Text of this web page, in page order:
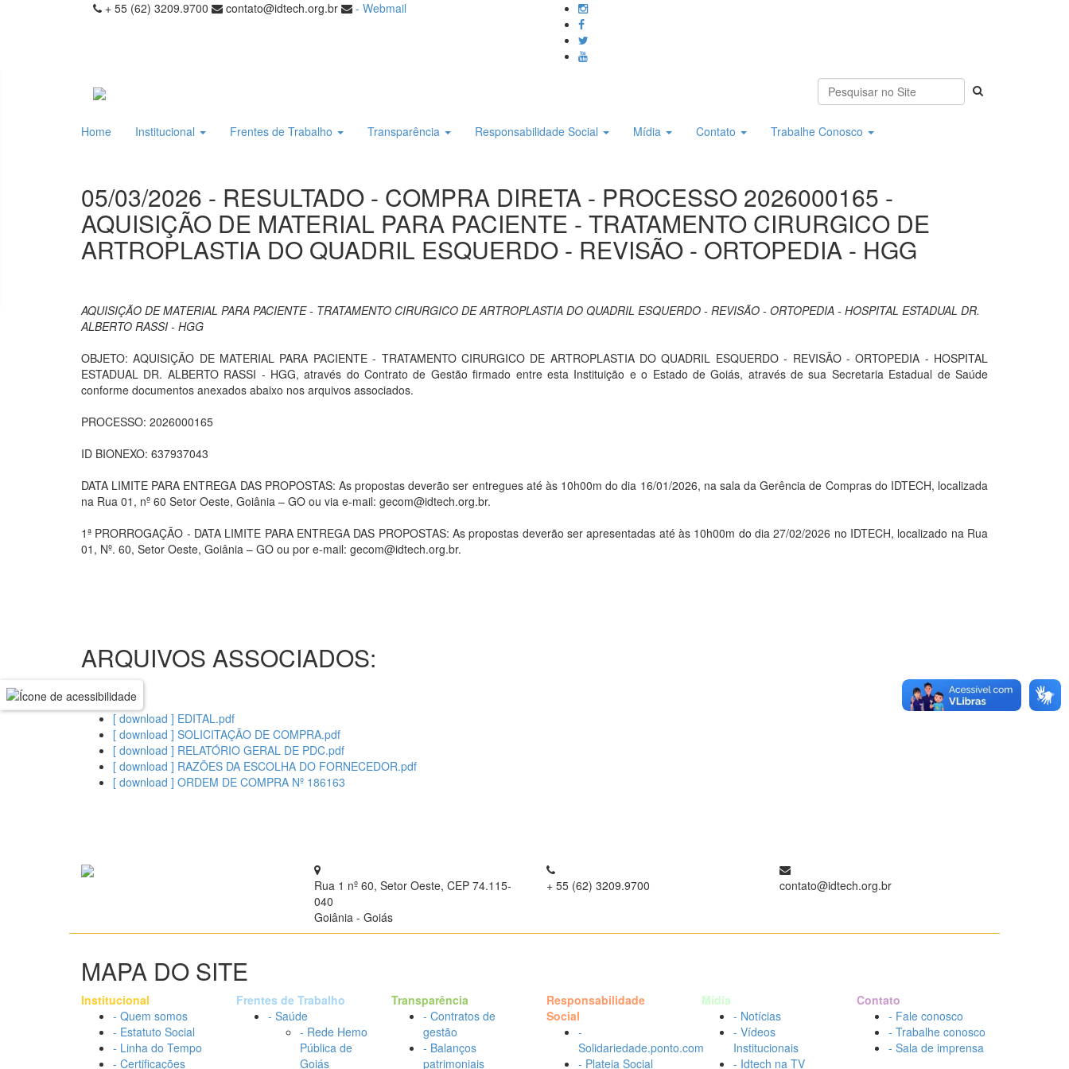
+ 55 (62) 3209.9700 contato@idtech.org.br - Webmail
Home Institucional Frentes de Trabalho Transparência Responsabilidade Social Mídia Contato Trabalhe Conosco
05/03/2026 - RESULTADO - COMPRA DIRETA - PROCESSO 2026000165 -
AQUISIÇÃO DE MATERIAL PARA PACIENTE - TRATAMENTO CIRURGICO DE
ARTROPLASTIA DO QUADRIL ESQUERDO - REVISÃO - ORTOPEDIA - HGG
AQUISIÇÃO DE MATERIAL PARA PACIENTE - TRATAMENTO CIRURGICO DE ARTROPLASTIA DO QUADRIL ESQUERDO - REVISÃO - ORTOPEDIA - HOSPITAL ESTADUAL DR.
ALBERTO RASSI - HGG
OBJETO: AQUISIÇÃO DE MATERIAL PARA PACIENTE - TRATAMENTO CIRURGICO DE ARTROPLASTIA DO QUADRIL ESQUERDO - REVISÃO - ORTOPEDIA - HOSPITAL
ESTADUAL DR. ALBERTO RASSI - HGG, através do Contrato de Gestão firmado entre esta Instituição e o Estado de Goiás, através de sua Secretaria Estadual de Saúde
conforme documentos anexados abaixo nos arquivos associados.
PROCESSO: 2026000165
ID BIONEXO: 637937043
DATA LIMITE PARA ENTREGA DAS PROPOSTAS: As propostas deverão ser entregues até às 10h00m do dia 16/01/2026, na sala da Gerência de Compras do IDTECH, localizada
na Rua 01, nº 60 Setor Oeste, Goiânia – GO ou via e-mail: gecom@idtech.org.br.
1ª PRORROGAÇÃO - DATA LIMITE PARA ENTREGA DAS PROPOSTAS: As propostas deverão ser apresentadas até às 10h00m do dia 27/02/2026 no IDTECH, localizado na Rua
01, Nº. 60, Setor Oeste, Goiânia – GO ou por e-mail: gecom@idtech.org.br.
ARQUIVOS ASSOCIADOS:
[ download ] EDITAL.pdf
[ download ] SOLICITAÇÃO DE COMPRA.pdf
[ download ] RELATÓRIO GERAL DE PDC.pdf
[ download ] RAZÕES DA ESCOLHA DO FORNECEDOR.pdf
[ download ] ORDEM DE COMPRA Nº 186163
Rua 1 nº 60, Setor Oeste, CEP 74.115-
040
Goiânia - Goiás
+ 55 (62) 3209.9700 contato@idtech.org.br
MAPA DO SITE
Institucional
- Quem somos
- Estatuto Social
- Linha do Tempo
- Certificações
Frentes de Trabalho
- Saúde
- Rede Hemo
Pública de
Goiás
Transparência
- Contratos de
gestão
- Balanços
patrimoniais
Responsabilidade
Social
-
Solidariedade.ponto.com
- Plateia Social
Mídia
- Notícias
- Vídeos
Institucionais
- Idtech na TV
Contato
- Fale conosco
- Trabalhe conosco
- Sala de imprensa